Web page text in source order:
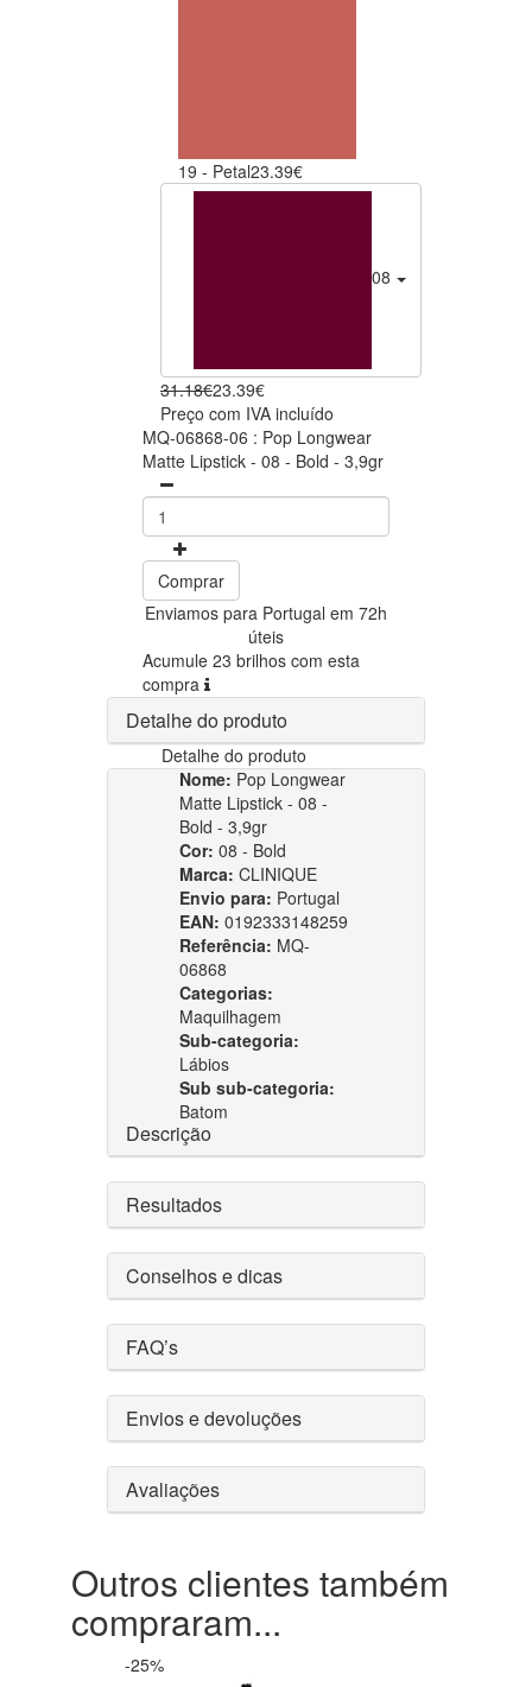
19 - Petal23.39€
08 - Bold
31.18€23.39€
Preço com IVA incluído
MQ-06868-06 : Pop Longwear
Matte Lipstick - 08 - Bold - 3,9gr
Comprar
Enviamos para Portugal em 72h
úteis
Acumule 23 brilhos com esta
compra
Detalhe do produto
Detalhe do produto
Nome: Pop Longwear
Matte Lipstick - 08 -
Bold - 3,9gr
Cor: 08 - Bold
Marca: CLINIQUE
Envio para: Portugal
EAN: 0192333148259
Referência: MQ-
06868
Categorias:
Maquilhagem
Sub-categoria:
Lábios
Sub sub-categoria:
Batom
Descrição
Resultados
Conselhos e dicas
FAQ’s
Envios e devoluções
Avaliações
Outros clientes também
compraram...
-25%